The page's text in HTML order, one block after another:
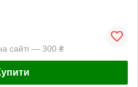
сайті — 300 ₴